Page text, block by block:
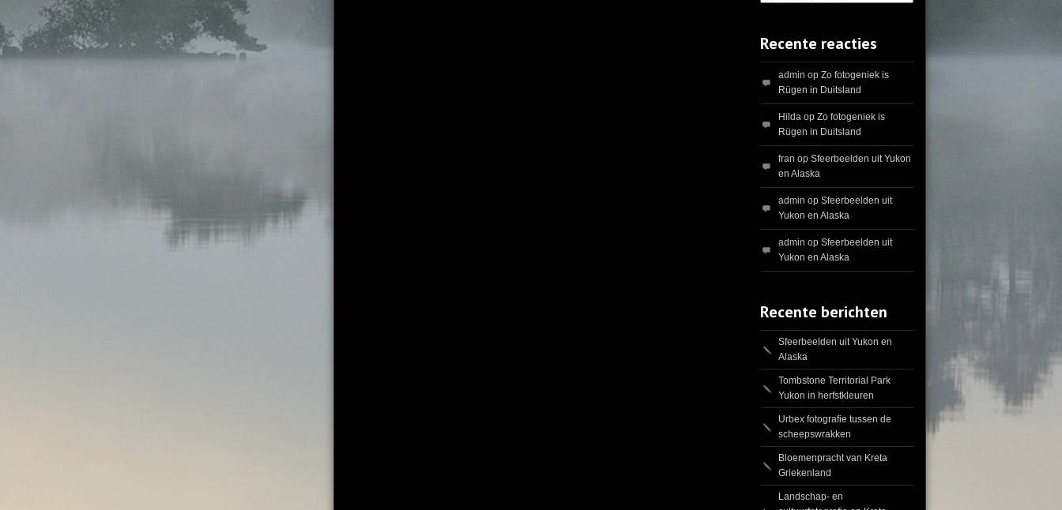
Recente reacties
admin opZo fotogeniek is
Rügen in Duitsland
Hilda opZo fotogeniek is
Rügen in Duitsland
fran opSfeerbeelden uit Yukon
en Alaska
admin opSfeerbeelden uit
Yukon en Alaska
admin opSfeerbeelden uit
Yukon en Alaska
Recente berichten
Sfeerbeelden uit Yukon en
Alaska
Tombstone Territorial Park
Yukon in herfstkleuren
Urbex fotografie tussen de
scheepswrakken
Bloemenpracht van Kreta
Griekenland
Landschap- en